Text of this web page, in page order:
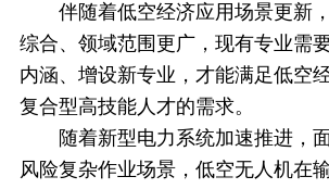
伴随着低空经济应用场景更新
综合、领域范围更广，现有专业需
内涵、增设新专业，才能满足低空
复合型高技能人才的需求。
随着新型电力系统加速推进，
风险复杂作业场景，低空无人机在